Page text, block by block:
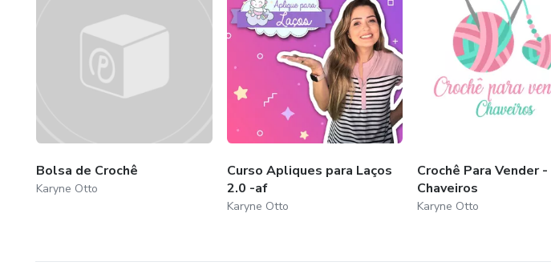
Bolsa de Crochê
Karyne Otto
Curso Apliques para Laços
2.0 -af
Karyne Otto
Crochê Para Vender -
Chaveiros
Karyne Otto